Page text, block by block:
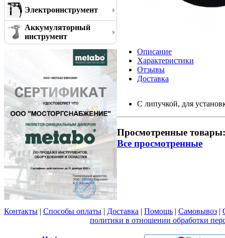
Электроинструмент
Аккумуляторный
инструмент
Описание
Характеристики
Отзывы
Доставка
C липучкой, для
Просмотренные товары:
Все просмотренные
Контакты | Способы оплаты | Доставка | Помощь | Самовывоз |
политики в отношении обработки